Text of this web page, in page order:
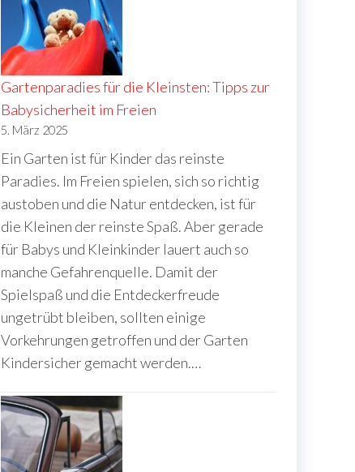
Gartenparadies für die Kleinsten: Tipps zur
Babysicherheit im Freien
5. März 2025
Ein Garten ist für Kinder das reinste
Paradies. Im Freien spielen, sich so richtig
austoben und die Natur entdecken, ist für
die Kleinen der reinste Spaß. Aber gerade
für Babys und Kleinkinder lauert auch so
manche Gefahrenquelle. Damit der
Spielspaß und die Entdeckerfreude
ungetrübt bleiben, sollten einige
Vorkehrungen getroffen und der Garten
Kindersicher gemacht werden.…